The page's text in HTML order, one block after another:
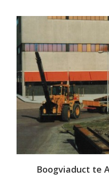
Boogviaduct te